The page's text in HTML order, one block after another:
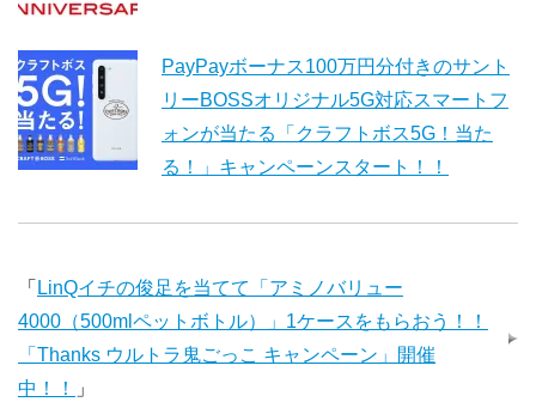
PayPayボーナス100万円分付きのサント
リーBOSSオリジナル5G対応スマートフ
ォンが当たる「クラフトボス5G！当た
る！」キャンペーンスタート！！
「 LinQイチの俊足を当てて「アミノバリュー
4000（500mlペットボトル）」1ケースをもらおう！！
「Thanks ウルトラ鬼ごっこ キャンペーン」開催
中！！
」